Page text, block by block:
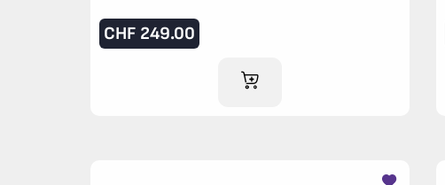
CHF 249.00
AJOUTER AU PANIER